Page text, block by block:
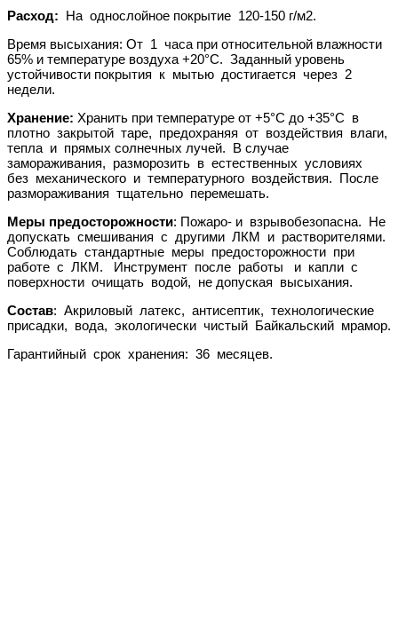
Расход: На однослойное покрытие 120-150 г/м2.
Время высыхания: От 1 часа при относительной влажности
65% и температуре воздуха +20°С. Заданный уровень
устойчивости покрытия к мытью достигается через 2
недели.
Хранение: Хранить при температуре от +5°С до +35°С в
плотно закрытой таре, предохраняя от воздействия влаги,
тепла и прямых солнечных лучей. В случае
замораживания, разморозить в естественных условиях
без механического и температурного воздействия. После
размораживания тщательно перемешать.
Меры предосторожности: Пожаро- и взрывобезопасна. Не
допускать смешивания с другими ЛКМ и растворителями.
Соблюдать стандартные меры предосторожности при
работе с ЛКМ. Инструмент после работы и капли с
поверхности очищать водой, не допуская высыхания.
Состав: Акриловый латекс, антисептик, технологические
присадки, вода, экологически чистый Байкальский мрамор.
Гарантийный срок хранения: 36 месяцев.